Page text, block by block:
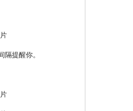
提醒你。